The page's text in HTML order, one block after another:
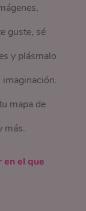
guste, sé
y plásmalo
mapa de
más.
en el que